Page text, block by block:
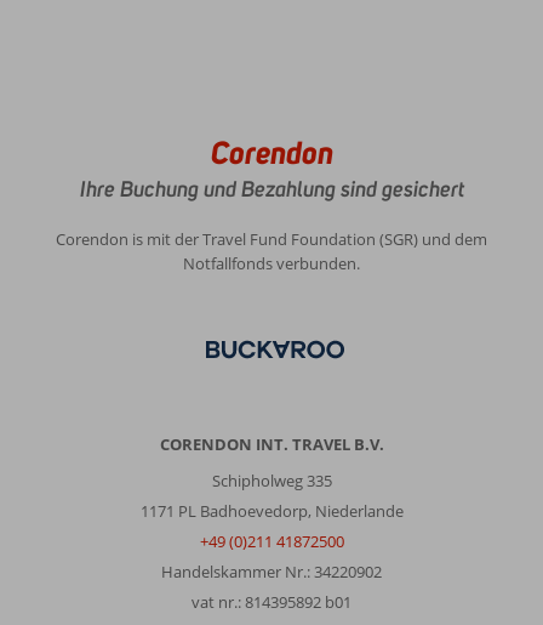
Corendon
Ihre Buchung und Bezahlung sind gesichert
Corendon is mit der Travel Fund Foundation (SGR) und dem
Notfallfonds verbunden.
CORENDON INT. TRAVEL B.V.
Schipholweg 335
1171 PL Badhoevedorp, Niederlande
+49 (0)211 41872500
Handelskammer Nr.: 34220902
vat nr.: 814395892 b01